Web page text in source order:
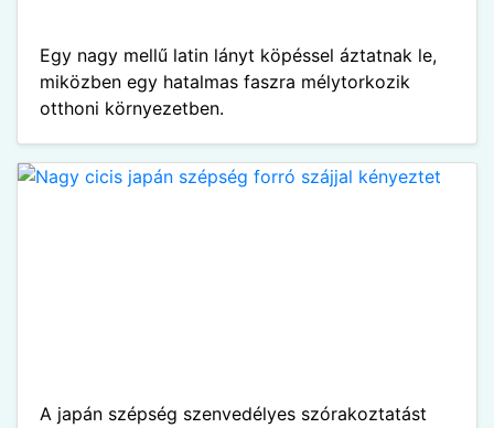
Egy nagy mellű latin lányt köpéssel áztatnak le,
miközben egy hatalmas faszra mélytorkozik
otthoni környezetben.
A japán szépség szenvedélyes szórakoztatást